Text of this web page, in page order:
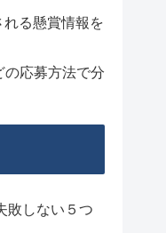
る懸賞情報を
の応募方法で分
敗しない５つ